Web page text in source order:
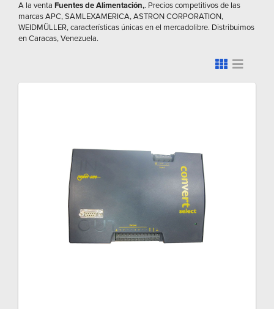
A la venta Fuentes de Alimentación,. Precios competitivos de las
marcas APC, SAMLEXAMERICA, ASTRON CORPORATION,
WEIDMÜLLER, características únicas en el mercadolibre. Distribuimos
en Caracas, Venezuela.